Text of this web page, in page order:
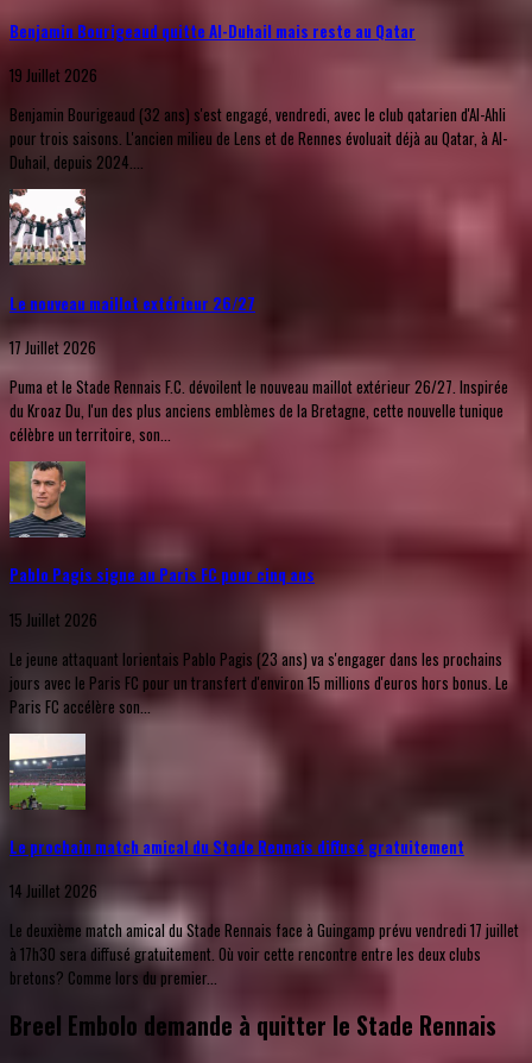
Benjamin Bourigeaud quitte Al-Duhail mais reste au Qatar
19 Juillet 2026
Benjamin Bourigeaud (32 ans) s'est engagé, vendredi, avec le club qatarien d'Al-Ahli
pour trois saisons. L'ancien milieu de Lens et de Rennes évoluait déjà au Qatar, à Al-
Duhail, depuis 2024....
Le nouveau maillot extérieur 26/27
17 Juillet 2026
Puma et le Stade Rennais F.C. dévoilent le nouveau maillot extérieur 26/27. Inspirée
du Kroaz Du, l'un des plus anciens emblèmes de la Bretagne, cette nouvelle tunique
célèbre un territoire, son...
Pablo Pagis signe au Paris FC pour cinq ans
15 Juillet 2026
Le jeune attaquant lorientais Pablo Pagis (23 ans) va s'engager dans les prochains
jours avec le Paris FC pour un transfert d'environ 15 millions d'euros hors bonus. Le
Paris FC accélère son...
Le prochain match amical du Stade Rennais diffusé gratuitement
14 Juillet 2026
Le deuxième match amical du Stade Rennais face à Guingamp prévu vendredi 17 juillet
à 17h30 sera diffusé gratuitement. Où voir cette rencontre entre les deux clubs
bretons? Comme lors du premier...
Breel Embolo demande à quitter le Stade Rennais